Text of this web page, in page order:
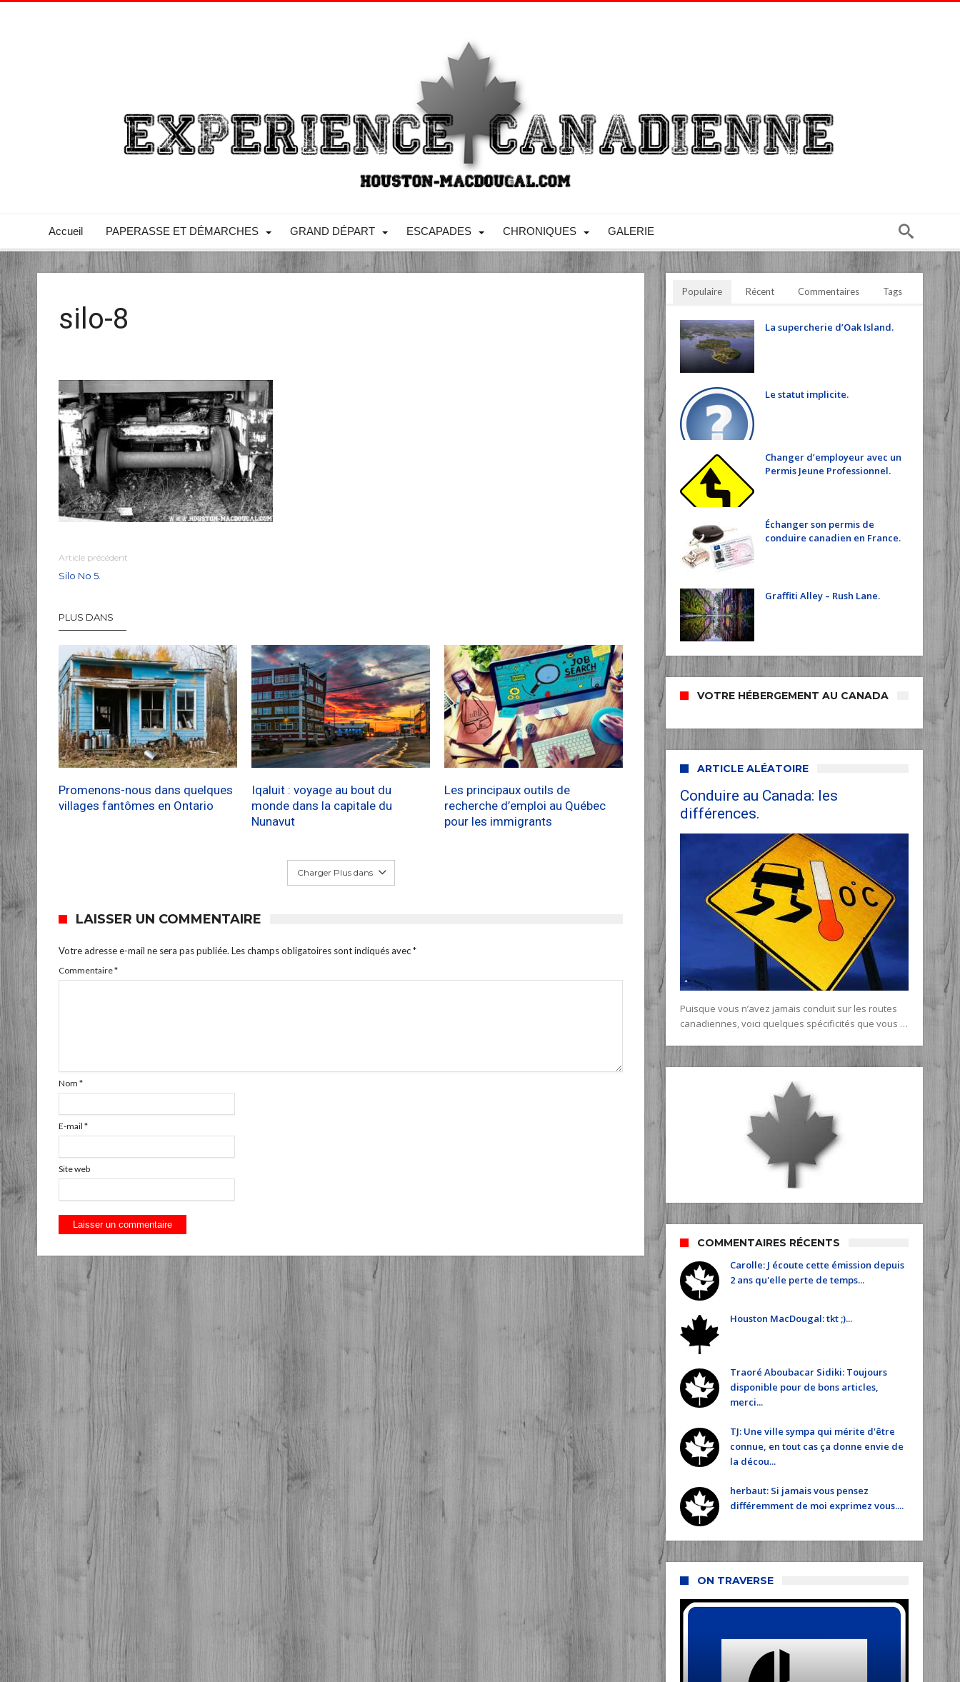
Accueil PAPERASSE ET DÉMARCHES GRAND DÉPART ESCAPADES CHRONIQUES GALERIE
silo-8
Article précédent
Silo No 5.
PLUS DANS
Promenons-nous dans quelques
villages fantômes en Ontario
Iqaluit : voyage au bout du
monde dans la capitale du
Nunavut
Les principaux outils de
recherche d’emploi au Québec
pour les immigrants
Charger Plus dans
LAISSER UN COMMENTAIRE
Votre adresse e-mail ne sera pas publiée. Les champs obligatoires sont indiqués avec*
Commentaire*
Nom *
E-mail *
Site web
Populaire Récent Commentaires Tags
La supercherie d’Oak Island.
Le statut implicite.
Changer d’employeur avec un
Permis Jeune Professionnel.
Échanger son permis de
conduire canadien en France.
Graffiti Alley – Rush Lane.
VOTRE HÉBERGEMENT AU CANADA
ARTICLE ALÉATOIRE
Conduire au Canada: les
différences.
Puisque vous n’avez jamais conduit sur les routes
canadiennes, voici quelques spécificités que vous …
COMMENTAIRES RÉCENTS
Carolle: J écoute cette émission depuis
2 ans qu'elle perte de temps...
Houston MacDougal: tkt ;)...
Traoré Aboubacar Sidiki: Toujours
disponible pour de bons articles,
merci...
TJ: Une ville sympa qui mérite d'être
connue, en tout cas ça donne envie de
la décou...
herbaut: Si jamais vous pensez
différemment de moi exprimez vous....
ON TRAVERSE